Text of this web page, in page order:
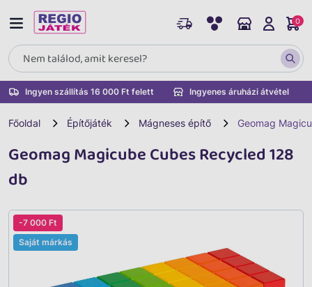
Ingyen szállítás 16 000 Ft felett Ingyenes áruházi átvétel
0
Főoldal Építőjáték Mágneses építő Geomag
Geomag Magicube Cubes Recycled 128
db
-7 000 Ft
Saját márkás